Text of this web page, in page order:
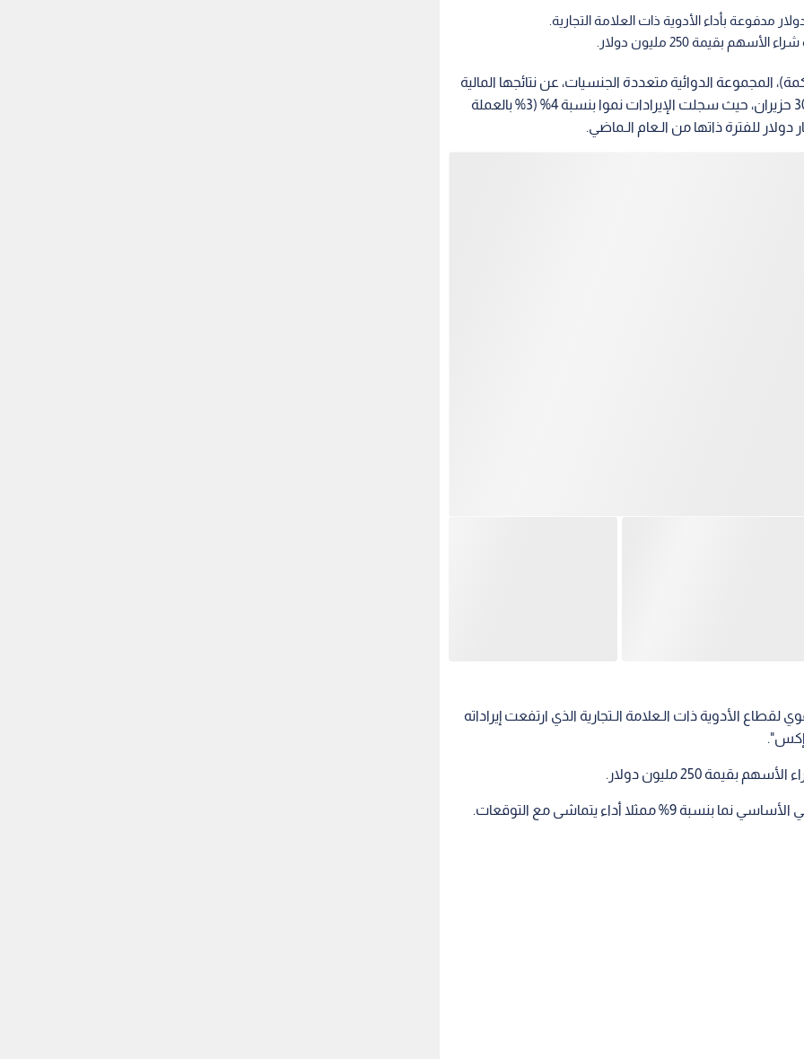
بقيمة 250 مليون دولار.
المجموعة الدوائية متعددة الجنسيات، عن نتائجها المالية
الـمرحلية للنصف الأول من العام الحالي المنتهي في 30 حزيران، حيث سجلت الإيرادات نموا بنسبة 4% (3% بالعملة
لقطاع الأدوية ذات الـعلامة الـتجارية الذي ارتفعت إيراداته
250 مليون دولار.
ممثلا أداء يتماشى مع التوقعات.